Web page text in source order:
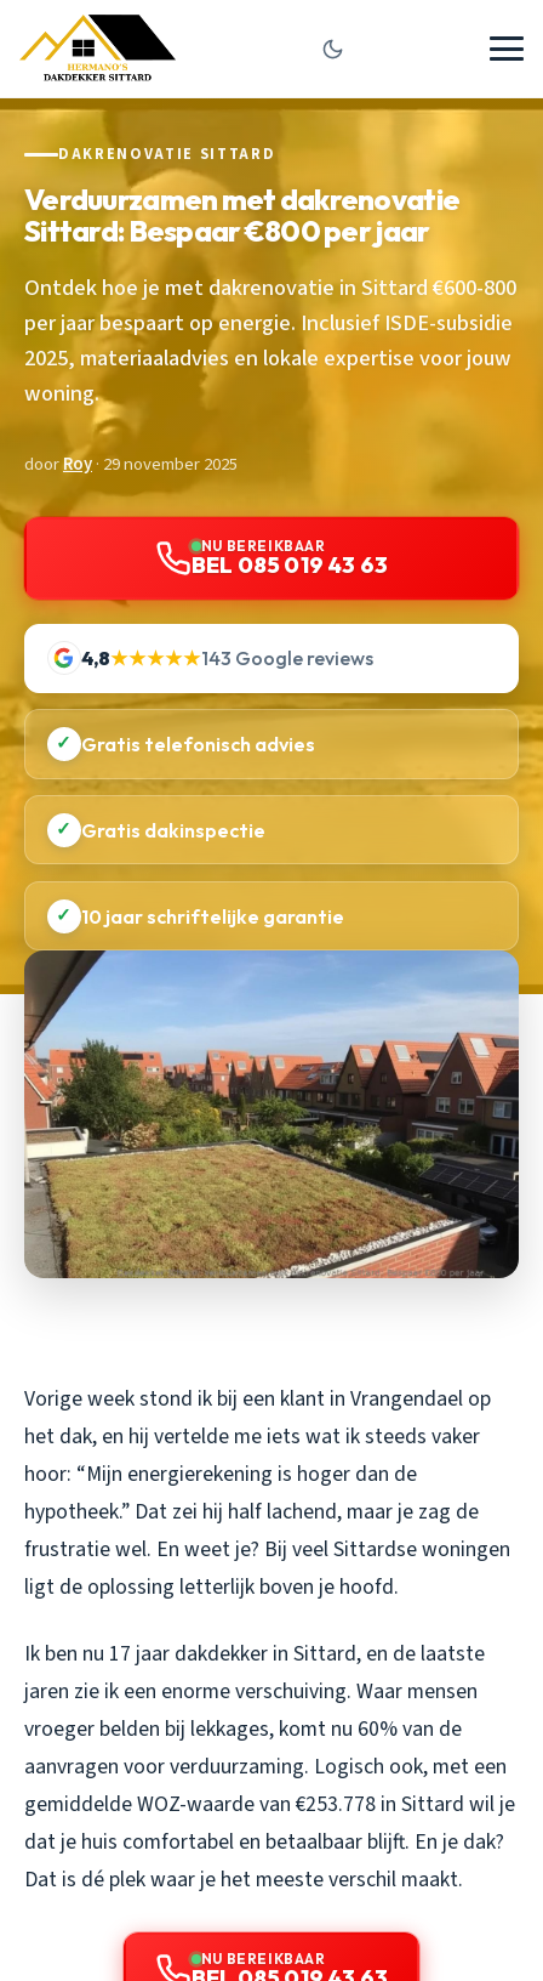
DAKRENOVATIE SITTARD
Verduurzamen met dakrenovatie
Sittard: Bespaar €800 per jaar
Ontdek hoe je met dakrenovatie in Sittard €600-800
per jaar bespaart op energie. Inclusief ISDE-subsidie
2025, materiaaladvies en lokale expertise voor jouw
woning.
doorRoy· 29 november 2025
NU BEREIKBAAR
BEL 085 019 43 63
4,8★★★★★143 Google reviews
✓ Gratis telefonisch advies
✓ Gratis dakinspectie
✓ 10 jaar schriftelijke garantie
Vorige week stond ik bij een klant in Vrangendael op
het dak, en hij vertelde me iets wat ik steeds vaker
hoor: “Mijn energierekening is hoger dan de
hypotheek.” Dat zei hij half lachend, maar je zag de
frustratie wel. En weet je? Bij veel Sittardse woningen
ligt de oplossing letterlijk boven je hoofd.
Ik ben nu 17 jaar dakdekker in Sittard, en de laatste
jaren zie ik een enorme verschuiving. Waar mensen
vroeger belden bij lekkages, komt nu 60% van de
aanvragen voor verduurzaming. Logisch ook, met een
gemiddelde WOZ-waarde van €253.778 in Sittard wil je
dat je huis comfortabel en betaalbaar blijft. En je dak?
Dat is dé plek waar je het meeste verschil maakt.
NU BEREIKBAAR